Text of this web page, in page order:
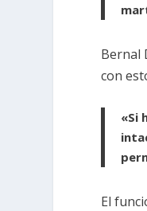
Bernal
con
«Si
El